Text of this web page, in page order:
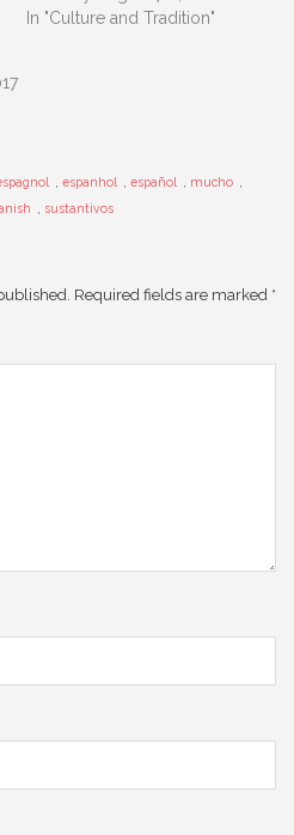
In "Culture and Tradition"
espanhol español mucho
sustantivos
Required fields are marked *